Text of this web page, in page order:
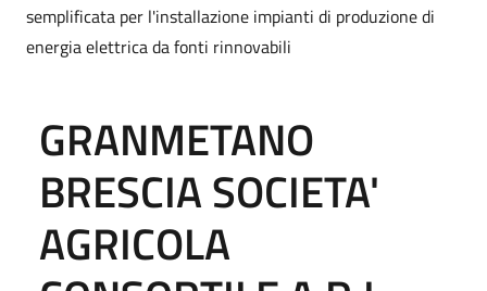
semplificata per l'installazione impianti di produzione di
energia elettrica da fonti rinnovabili
GRANMETANO
BRESCIA SOCIETA'
AGRICOLA